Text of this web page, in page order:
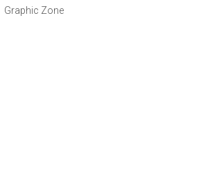
Graphic Zone